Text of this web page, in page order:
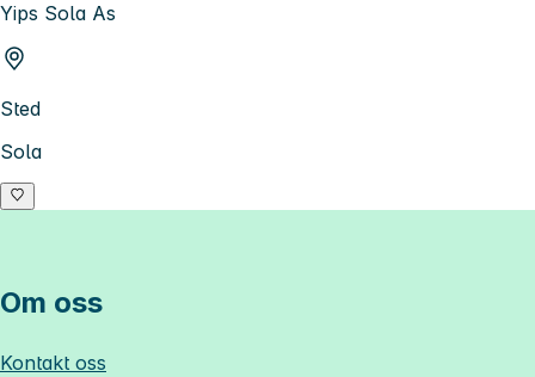
Yips Sola As
Sted
Sola
Om oss
Kontakt oss